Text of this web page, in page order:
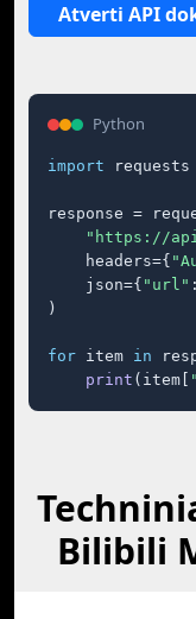
Atverti API
Python
import requests
response =
"https://
    headers={
    json={
"url"
)
for item in
print (item[
Bilibili